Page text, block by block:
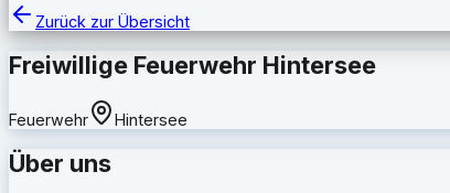
Zurück zur Übersicht
Freiwillige Feuerwehr Hintersee
Feuerwehr Hintersee
Über uns